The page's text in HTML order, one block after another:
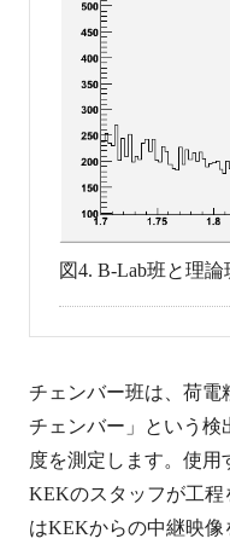
図4. B-Lab班と理
チェンバー班は、荷電
チェンバー」という検
度を測定します。使用
KEKのスタッフが工程
はKEKからの中継映